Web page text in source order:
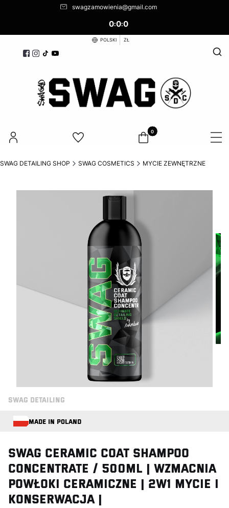
swagzamowienia@gmail.com
0:0:0
POLSKI ZŁ
Produkty w koszyku: 0.
SWAG DETAILING SHOP SWAG COSMETICS MYCIE ZEWNĘTRZNE
SWAG DETAILING
MADE IN POLAND
Swag CERAMIC COAT SHAMPOO
CONCENTRATE / 500ml | Wzmacnia
Powłoki Ceramiczne | 2w1 Mycie i
Konserwacja |